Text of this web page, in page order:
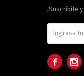
¡Suscribite
 